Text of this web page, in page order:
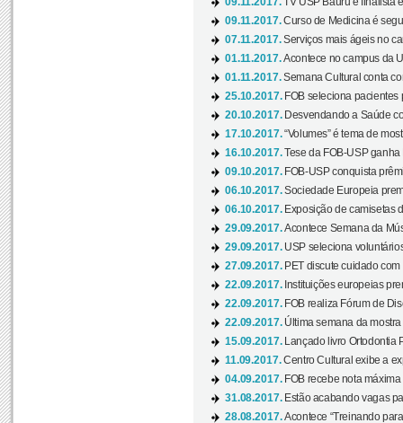
09.11.2017.Curso de Medicina é
07.11.2017.Serviços mais ágeis no
01.11.2017.Acontece no campus da
01.11.2017.Semana Cultural conta
25.10.2017. FOB seleciona pacientes
20.10.2017. Desvendando a Saúde
17.10.2017.“Volumes” é tema de
16.10.2017.Tese da FOB-USP
09.10.2017. FOB-USP conquista
06.10.2017.Sociedade Europeia
06.10.2017. Exposição de camisetas
29.09.2017.Acontece Semana da
29.09.2017. USP seleciona
27.09.2017. PET discute cuidado
22.09.2017. Instituições europeias
22.09.2017. FOB realiza Fórum de
22.09.2017. Última semana da mostra
15.09.2017.
Lançado livro Ortodontia
11.09.2017.Centro Cultural exibe a
04.09.2017. FOB recebe nota
31.08.2017. Estão acabando vagas
28.08.2017.Acontece “Treinando